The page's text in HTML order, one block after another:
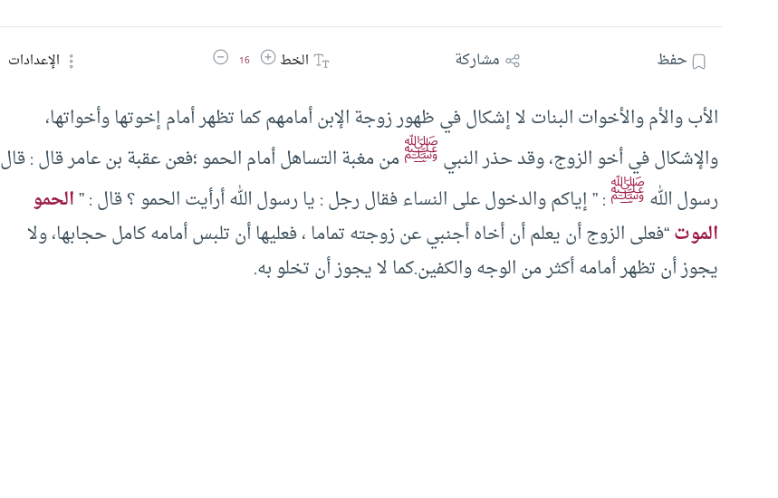
حفظ مشاركة الخطزيادة حجم الخط
16 تقليل حجم الخط الإعدادات
الأب والأم والأخوات البنات لا إشكال في ظهور زوجة الإبن أمامهم كما تظهر أمام إخوتها وأخواتها،
والإشكال في أخو الزوج، وقد حذر النبيﷺمن مغبة التساهل أمام الحمو ؛فعن عقبة بن عامر قال : قال
رسول اللهﷺ: ” إياكم والدخول على النساء فقال رجل : يا رسول الله أرأيت الحمو ؟ قال : ”الحمو
الموت“فعلى الزوج أن يعلم أن أخاه أجنبي عن زوجته تماما ، فعليها أن تلبس أمامه كامل حجابها، ولا
يجوز أن تظهر أمامه أكثر من الوجه والكفين.كما لا يجوز أن تخلو به.